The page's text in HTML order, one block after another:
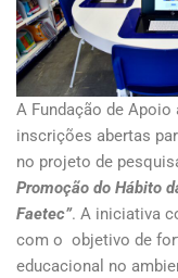
A Fundação de
inscrições abertas
no projeto de
Promoção do Hábito
Faetec”. A iniciativa
com o objetivo de
educacional no